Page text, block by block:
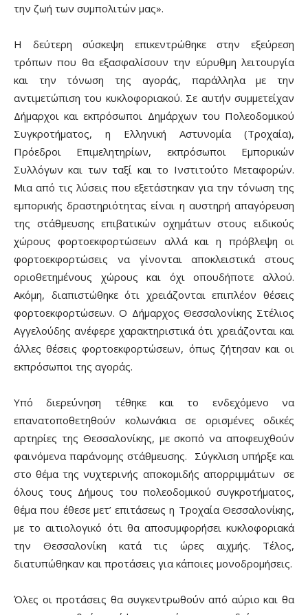
την ζωή των συμπολιτών μας».
Η δεύτερη σύσκεψη επικεντρώθηκε στην εξεύρεση
τρόπων που θα εξασφαλίσουν την εύρυθμη λειτουργία
και την τόνωση της αγοράς, παράλληλα με την
αντιμετώπιση του κυκλοφοριακού. Σε αυτήν συμμετείχαν
Δήμαρχοι και εκπρόσωποι Δημάρχων του Πολεοδομικού
Συγκροτήματος, η Ελληνική Αστυνομία (Τροχαία),
Πρόεδροι Επιμελητηρίων, εκπρόσωποι Εμπορικών
Συλλόγων και των ταξί και το Ινστιτούτο Μεταφορών.
Μια από τις λύσεις που εξετάστηκαν για την τόνωση της
εμπορικής δραστηριότητας είναι η αυστηρή απαγόρευση
της στάθμευσης επιβατικών οχημάτων στους ειδικούς
χώρους φορτοεκφορτώσεων αλλά και η πρόβλεψη οι
φορτοεκφορτώσεις να γίνονται αποκλειστικά στους
οριοθετημένους χώρους και όχι οπουδήποτε αλλού.
Ακόμη, διαπιστώθηκε ότι χρειάζονται επιπλέον θέσεις
φορτοεκφορτώσεων. Ο Δήμαρχος Θεσσαλονίκης Στέλιος
Αγγελούδης ανέφερε χαρακτηριστικά ότι χρειάζονται και
άλλες θέσεις φορτοεκφορτώσεων, όπως ζήτησαν και οι
εκπρόσωποι της αγοράς.
Υπό διερεύνηση τέθηκε και το ενδεχόμενο να
επανατοποθετηθούν κολωνάκια σε ορισμένες οδικές
αρτηρίες της Θεσσαλονίκης, με σκοπό να αποφευχθούν
φαινόμενα παράνομης στάθμευσης. Σύγκλιση υπήρξε και
στο θέμα της νυχτερινής αποκομιδής απορριμμάτων σε
όλους τους Δήμους του πολεοδομικού συγκροτήματος,
θέμα που έθεσε μετ’ επιτάσεως η Τροχαία Θεσσαλονίκης,
με το αιτιολογικό ότι θα αποσυμφορήσει κυκλοφοριακά
την Θεσσαλονίκη κατά τις ώρες αιχμής. Τέλος,
διατυπώθηκαν και προτάσεις για κάποιες μονοδρομήσεις.
Όλες οι προτάσεις θα συγκεντρωθούν από αύριο και θα